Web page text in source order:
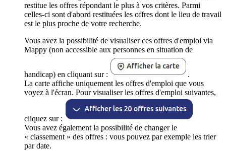
restitue les offres répondant le plus à vos critères. Parmi
celles-ci sont d'abord restituées les offres dont le lieu de travail
est le plus proche de votre recherche.
Vous avez la possibilité de visualiser ces offres d'emploi via
Mappy (non accessible aux personnes en situation de
handicap) en cliquant sur :
.
La carte affiche uniquement les offres d'emploi que vous
voyez à l'écran. Pour visualiser les offres d'emploi suivantes,
cliquez sur :
Vous avez également la possibilité de changer le
« classement » des offres : vous pouvez par exemple les trier
par date.